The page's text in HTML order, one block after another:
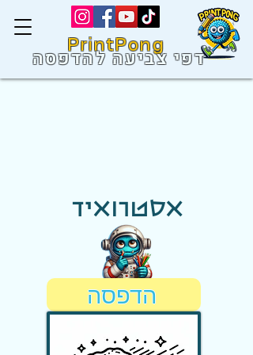
PrintPong
דפי צביעה להדפסה
אסטרואיד
הדפסה